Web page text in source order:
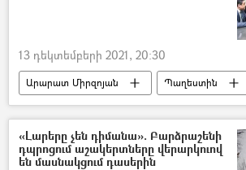
13 դեկտեմբերի 2021, 20:30
Արարատ Միրզոյան
Պաղեստին
Հայաստան
ՀՀ Արտաքին գործերի նախարարություն. ԱԳՆ
Եկեղեցի
պատվիրակություն
«Լարերը չեն դիմանա». Բարձրաշենի
դպրոցում աշակերտները վերարկուով
են մասնակցում դասերին